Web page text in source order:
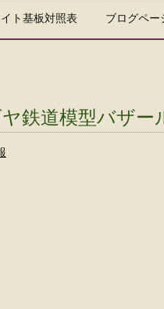
ト基板対照表 ブログペー
ヤ鉄道模型バザ